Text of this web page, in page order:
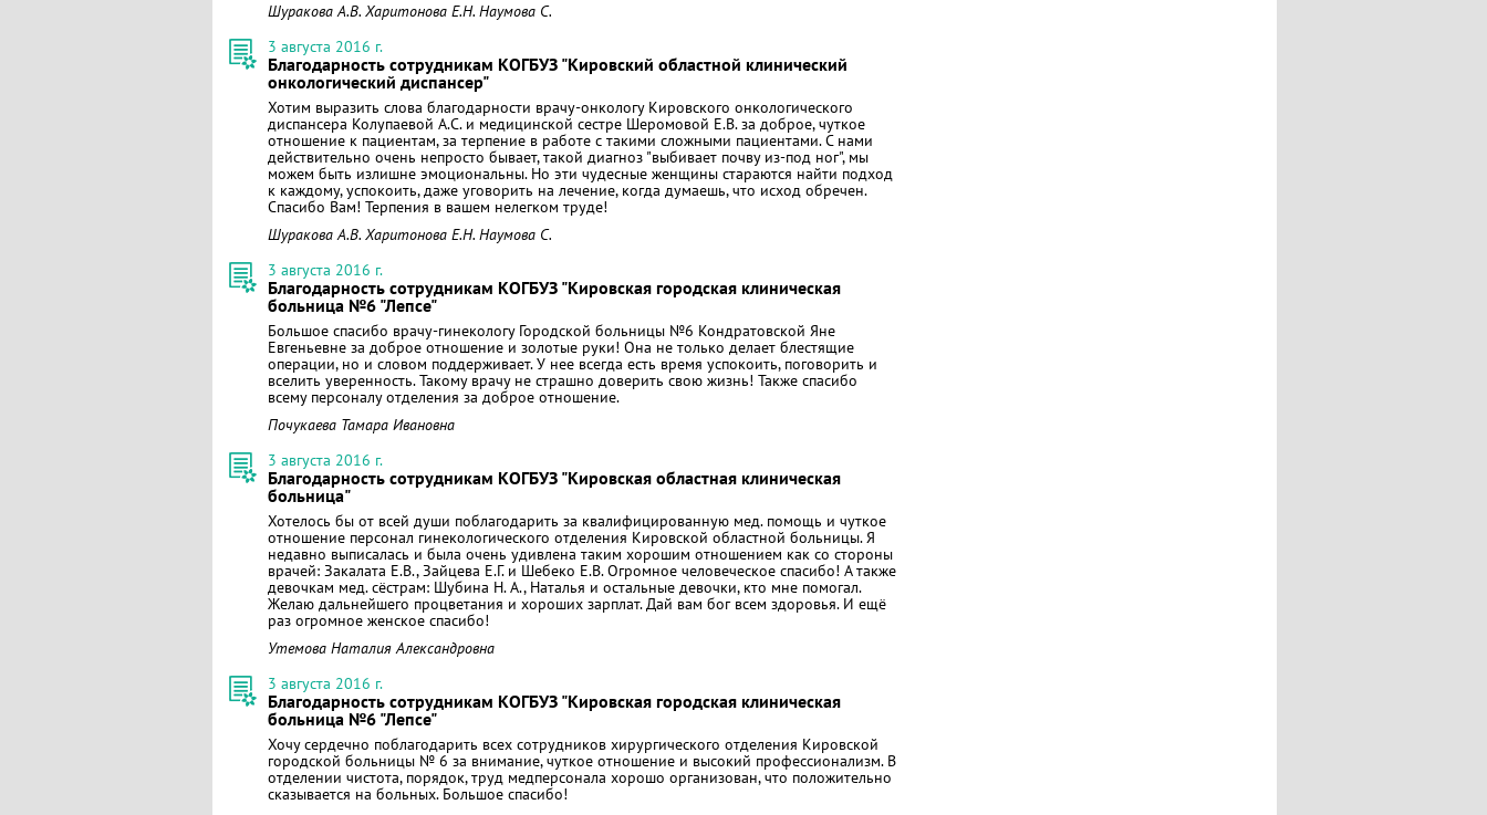
Шуракова А.В. Харитонова Е.Н. Наумова С.
3 августа 2016 г.
Благодарность сотрудникам КОГБУЗ "Кировский областной клинический
онкологический диспансер"
Хотим выразить слова благодарности врачу-онкологу Кировского онкологического
диспансера Колупаевой А.С. и медицинской сестре Шеромовой Е.В. за доброе, чуткое
отношение к пациентам, за терпение в работе с такими сложными пациентами. С нами
действительно очень непросто бывает, такой диагноз "выбивает почву из-под ног", мы
можем быть излишне эмоциональны. Но эти чудесные женщины стараются найти подход
к каждому, успокоить, даже уговорить на лечение, когда думаешь, что исход обречен.
Спасибо Вам! Терпения в вашем нелегком труде!
Шуракова А.В. Харитонова Е.Н. Наумова С.
3 августа 2016 г.
Благодарность сотрудникам КОГБУЗ "Кировская городская клиническая
больница №6 "Лепсе"
Большое спасибо врачу-гинекологу Городской больницы №6 Кондратовской Яне
Евгеньевне за доброе отношение и золотые руки! Она не только делает блестящие
операции, но и словом поддерживает. У нее всегда есть время успокоить, поговорить и
вселить уверенность. Такому врачу не страшно доверить свою жизнь! Также спасибо
всему персоналу отделения за доброе отношение.
Почукаева Тамара Ивановна
3 августа 2016 г.
Благодарность сотрудникам КОГБУЗ "Кировская областная клиническая
больница"
Хотелось бы от всей души поблагодарить за квалифицированную мед. помощь и чуткое
отношение персонал гинекологического отделения Кировской областной больницы. Я
недавно выписалась и была очень удивлена таким хорошим отношением как со стороны
врачей: Закалата Е.В., Зайцева Е.Г. и Шебеко Е.В. Огромное человеческое спасибо! А также
девочкам мед. сёстрам: Шубина Н. А., Наталья и остальные девочки, кто мне помогал.
Желаю дальнейшего процветания и хороших зарплат. Дай вам бог всем здоровья. И ещё
раз огромное женское спасибо!
Утемова Наталия Александровна
3 августа 2016 г.
Благодарность сотрудникам КОГБУЗ "Кировская городская клиническая
больница №6 "Лепсе"
Хочу сердечно поблагодарить всех сотрудников хирургического отделения Кировской
городской больницы № 6 за внимание, чуткое отношение и высокий профессионализм. В
отделении чистота, порядок, труд медперсонала хорошо организован, что положительно
сказывается на больных. Большое спасибо!